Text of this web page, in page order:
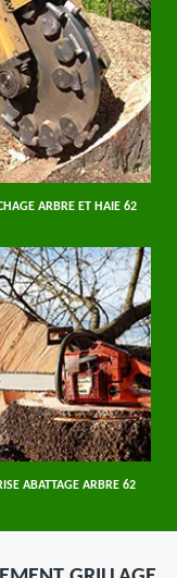
ARBRE ET HAIE 62
ABATTAGE ARBRE 62